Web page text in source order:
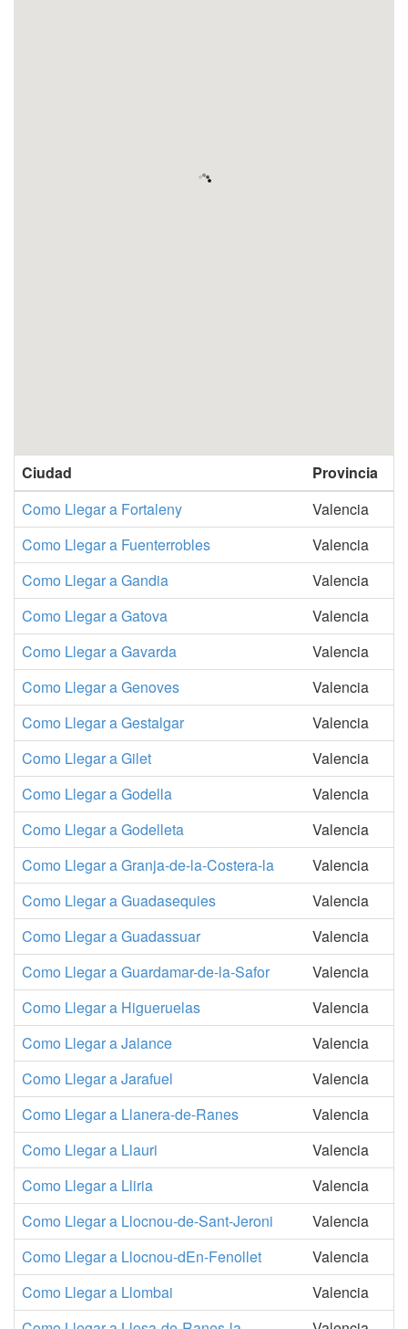
Ciudad
Provincia
Como Llegar a Fortaleny
Valencia
Como Llegar a Fuenterrobles
Valencia
Como Llegar a Gandia
Valencia
Como Llegar a Gatova
Valencia
Como Llegar a Gavarda
Valencia
Como Llegar a Genoves
Valencia
Como Llegar a Gestalgar
Valencia
Como Llegar a Gilet
Valencia
Como Llegar a Godella
Valencia
Como Llegar a Godelleta
Valencia
Como Llegar a Granja-de-la-Costera-la
Valencia
Como Llegar a Guadasequies
Valencia
Como Llegar a Guadassuar
Valencia
Como Llegar a Guardamar-de-la-Safor
Valencia
Como Llegar a Higueruelas
Valencia
Como Llegar a Jalance
Valencia
Como Llegar a Jarafuel
Valencia
Como Llegar a Llanera-de-Ranes
Valencia
Como Llegar a Llauri
Valencia
Como Llegar a Lliria
Valencia
Como Llegar a Llocnou-de-Sant-Jeroni
Valencia
Como Llegar a Llocnou-dEn-Fenollet
Valencia
Como Llegar a Llombai
Valencia